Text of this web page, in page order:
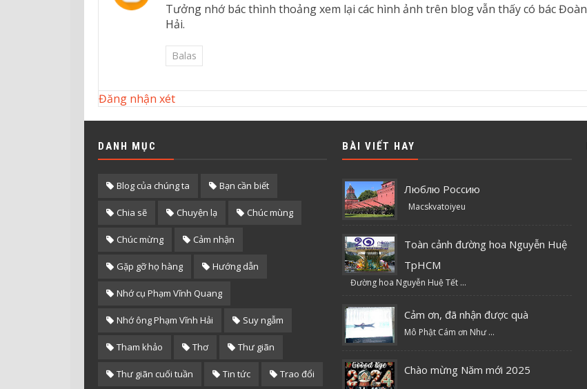
Tưởng nhớ bác thình thoảng xem lại các hình ảnh trên blog vẫn thấy có bác Đoàn
Hải.
Balas
Đăng nhận xét
DANH MỤC
Blog của chúng ta Bạn cần biết
Chia sẽ Chuyện lạ Chúc mùng
Chúc mừng Cảm nhận
Gặp gỡ họ hàng Hướng dẫn
Nhớ cụ Phạm Vĩnh Quang
Nhớ ông Phạm Vĩnh Hải Suy ngẫm
Tham khảo Thơ Thư giãn
Thư giãn cuối tuần Tin tức Trao đổi
BÀI VIẾT HAY
Люблю Россию
Macskvatoiyeu
Toàn cảnh đường hoa Nguyễn Huệ
TpHCM
Đường hoa Nguyễn Huệ Tết ...
Cảm ơn, đã nhận được quà
Mô Phật Cám ơn Như ...
Chào mừng Năm mới 2025